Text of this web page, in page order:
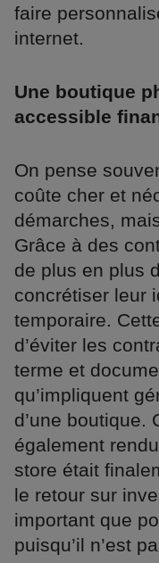
faire
internet.
Une boutique
accessible
On pense
coûte cher et
démarches,
Grâce à des
de plus en plus
concrétiser leur
temporaire.
d’éviter les
terme et
qu’impliquent
d’une boutique.
également
store était
le retour sur
important que
puisqu’il n’est